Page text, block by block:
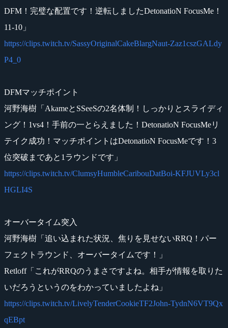
DFM！完璧な配置です！逆転しましたDetonatioN FocusMe！
11-10」
https://clips.twitch.tv/SassyOriginalCakeBlargNaut-Zaz1cszGALdy
P4_0
DFMマッチポイント
河野海樹「AkameとSSeeSの2名体制！しっかりとスライディ
ング！1vs4！手前の一とらえました！DetonatioN FocusMeリ
テイク成功！マッチポイントはDetonatioN FocusMeです！3
位突破まであと1ラウンドです」
https://clips.twitch.tv/ClumsyHumbleCaribouDatBoi-KFJUVLy3cl
HGLI4S
オーバータイム突入
河野海樹「追い込まれた状況、焦りを見せないRRQ！パー
フェクトラウンド、オーバータイムです！」
Retloff「これがRRQのうまさですよね。相手が情報を取りた
いだろうというのをわかっていましたよね」
https://clips.twitch.tv/LivelyTenderCookieTF2John-TydnN6VT9Qx
qEBpt